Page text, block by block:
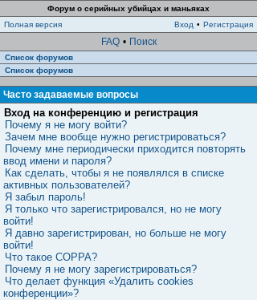
Форум о серийных убийцах и маньяках
Полная версия
Вход • Регистрация
FAQ • Поиск
Список форумов
Список форумов
Часто задаваемые вопросы
Вход на конференцию и регистрация
Почему я не могу войти?
Зачем мне вообще нужно регистрироваться?
Почему мне периодически приходится повторять
ввод имени и пароля?
Как сделать, чтобы я не появлялся в списке
активных пользователей?
Я забыл пароль!
Я только что зарегистрировался, но не могу
войти!
Я давно зарегистрирован, но больше не могу
войти!
Что такое COPPA?
Почему я не могу зарегистрироваться?
Что делает функция «Удалить cookies
конференции»?